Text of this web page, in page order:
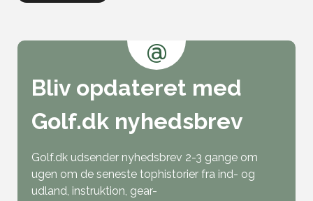
@
Bliv opdateret med
Golf.dk nyhedsbrev
Golf.dk udsender nyhedsbrev 2-3 gange om
ugen om de seneste tophistorier fra ind- og
udland, instruktion, gear-